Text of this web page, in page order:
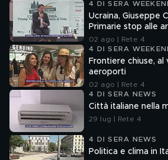
4 DI SERA
Ucraina, Giuseppe
Primarie stop alle
02 ago | Rete 4
4 DI SERA
Frontiere chiuse, al
aeroporti
02 ago | Rete 4
4 DI SERA NEWS
Città italiane nella
29 lug | Rete 4
4 DI SERA NEWS
Politica e clima in